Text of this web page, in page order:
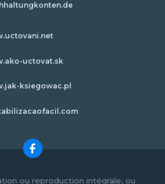
uctovat.sk
ksiegowac.pl
ou reproduction intégrale, ou